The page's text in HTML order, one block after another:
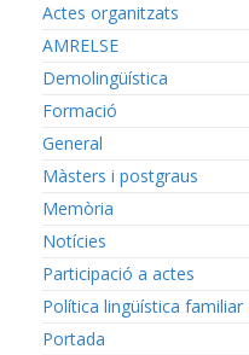
Actes organitzats
AMRELSE
Demolingüística
Formació
General
Màsters i postgraus
Memòria
Notícies
Participació a actes
Política lingüística familiar
Portada